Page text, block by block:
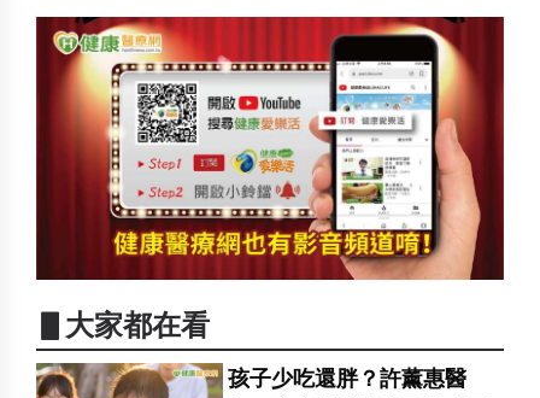
▋大家都在看
孩子少吃還胖？許薰惠醫